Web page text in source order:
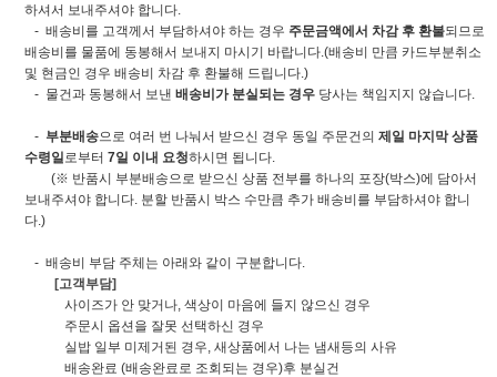
하셔서 보내주셔야 합니다.
- 배송비를 고객께서 부담하셔야 하는 경우 주문금액에서 차감 후 환불되므로
배송비를 물품에 동봉해서 보내지 마시기 바랍니다.(배송비 만큼 카드부분취소
및 현금인 경우 배송비 차감 후 환불해 드립니다.)
- 물건과 동봉해서 보낸 배송비가 분실되는 경우 당사는 책임지지 않습니다.
- 부분배송으로 여러 번 나눠서 받으신 경우 동일 주문건의 제일 마지막 상품
수령일 로부터 7일 이내 요청하시면 됩니다.
(※ 반품시 부분배송으로 받으신 상품 전부를 하나의 포장(박스)에 담아서
보내주셔야 합니다. 분할 반품시 박스 수만큼 추가 배송비를 부담하셔야 합니
다.)
- 배송비 부담 주체는 아래와 같이 구분합니다.
[고객부담]
사이즈가 안 맞거나, 색상이 마음에 들지 않으신 경우
주문시 옵션을 잘못 선택하신 경우
실밥 일부 미제거된 경우, 새상품에서 나는 냄새등의 사유
배송완료 (배송완료로 조회되는 경우)후 분실건